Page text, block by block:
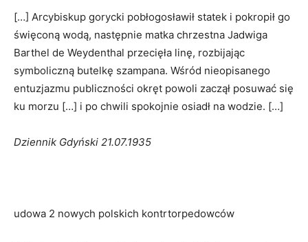
[…] Arcybiskup gorycki pobłogosławił statek i pokropił go
święconą wodą, następnie matka chrzestna Jadwiga
Barthel de Weydenthal przecięła linę, rozbijając
symboliczną butelkę szampana. Wśród nieopisanego
entuzjazmu publiczności okręt powoli zaczął posuwać się
ku morzu […] i po chwili spokojnie osiadł na wodzie. […]
Dziennik Gdyński 21.07.1935
udowa 2 nowych polskich kontrtorpedowców